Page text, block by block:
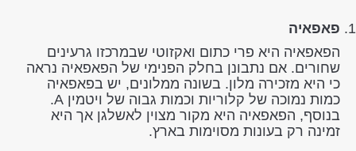
פאפאיה
הפאפאיה היא פרי כתום ואקזוטי שבמרכזו גרעינים
שחורים. אם נתבונן בחלק הפנימי של הפאפאיה נראה
כי היא מזכירה מלון. בשונה ממלונים, יש בפאפאיה
כמות נמוכה של קלוריות וכמות גבוה של ויטמין A.
בנוסף, הפאפאיה היא מקור מצוין לאשלגן אך היא
זמינה רק בעונות מסוימות בארץ.